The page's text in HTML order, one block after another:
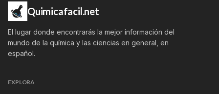
Quimicafacil.net
El lugar donde encontrarás la mejor información del
mundo de la química y las ciencias en general, en
español.
EXPLORA